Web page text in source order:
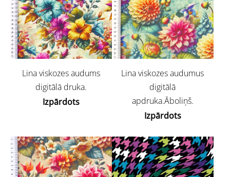
Lina viskozes audums
digitālā druka.
Izpārdots
Lina viskozes audumus
digitālā
apdruka.Āboliņš.
Izpārdots